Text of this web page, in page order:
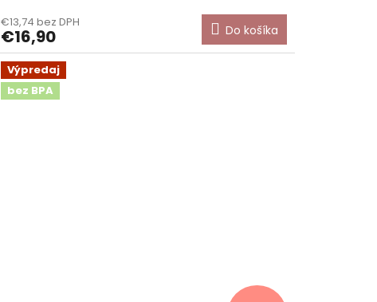
€13,74 bez DPH
€16,90 Do košíka
Výpredaj
bez BPA